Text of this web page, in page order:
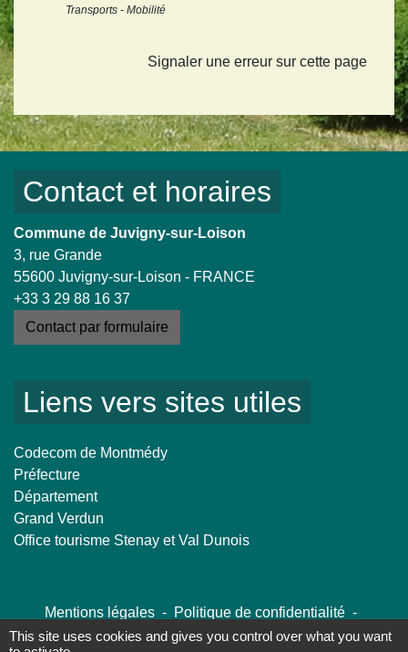
Transports - Mobilité
Signaler une erreur sur cette page
Contact et horaires
Commune de Juvigny-sur-Loison
3, rue Grande
55600 Juvigny-sur-Loison - FRANCE
+33 3 29 88 16 37
Contact par formulaire
Liens vers sites utiles
Codecom de Montmédy
Préfecture
Département
Grand Verdun
Office tourisme Stenay et Val Dunois
Mentions légales - Politique de confidentialité -
Accessibilité - Plan du site - Gestion des cookies
This site uses cookies and gives you control over what you want